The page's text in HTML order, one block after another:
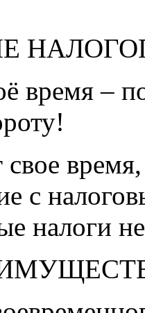
время –
свое
с
налоги